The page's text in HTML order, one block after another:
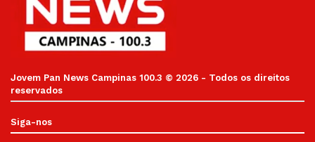
Jovem Pan News Campinas 100.3 © 2026 - Todos os direitos
reservados
Siga-nos